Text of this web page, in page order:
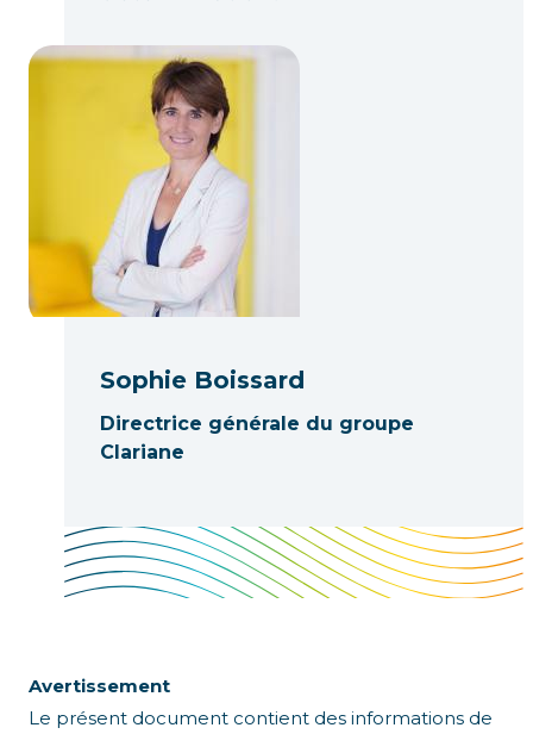
Sophie Boissard
Directrice générale du groupe
Clariane
Avertissement
Le présent document contient des informations de